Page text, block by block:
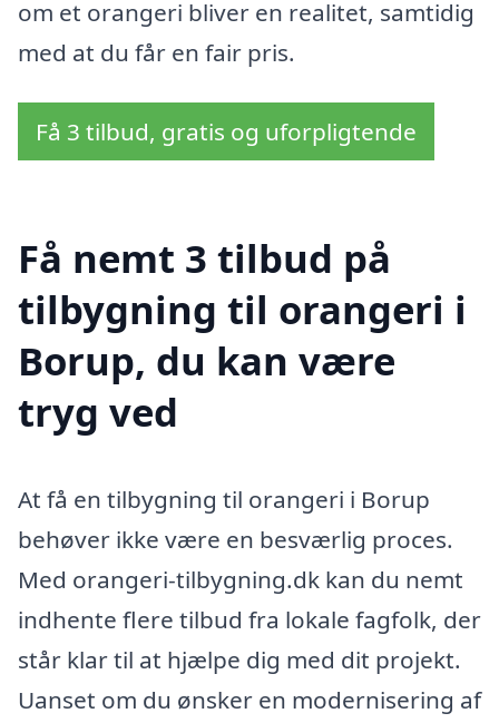
om et orangeri bliver en realitet, samtidig
med at du får en fair pris.
Få 3 tilbud, gratis og uforpligtende
Få nemt 3 tilbud på
tilbygning til orangeri i
Borup, du kan være
tryg ved
At få en tilbygning til orangeri i Borup
behøver ikke være en besværlig proces.
Med orangeri-tilbygning.dk kan du nemt
indhente flere tilbud fra lokale fagfolk, der
står klar til at hjælpe dig med dit projekt.
Uanset om du ønsker en modernisering af